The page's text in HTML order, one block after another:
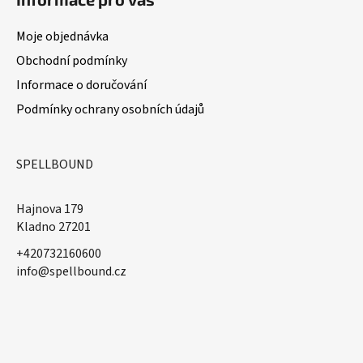
Moje objednávka
Obchodní podmínky
Informace o doručování
Podmínky ochrany osobních údajů
SPELLBOUND
Hajnova 179
Kladno 27201
+420732160600
​info@spellbound.cz